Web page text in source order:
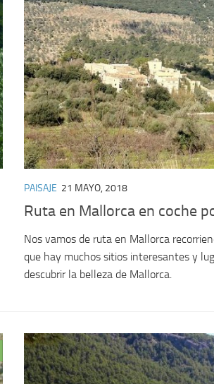
PAISAJE 21 MAYO, 2018
Ruta en Mallorca en coche
Nos vamos de ruta en Mallorca
que hay muchos sitios interesantes y
descubrir la belleza de Mallorca.